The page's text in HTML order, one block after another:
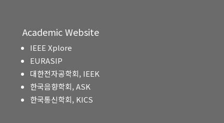
Academic Website
IEEE Xplore
EURASIP
대한전자공학회, IEEK
한국음향학회, ASK
한국통신학회, KICS